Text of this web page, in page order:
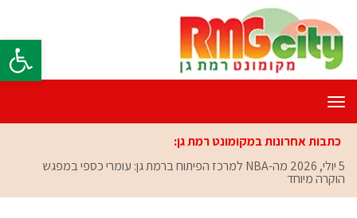
פתח
תפריט
כתבות אחרונות במקומונט רמת גן:
5 יולי, 2026
מה-NBA למרכז הפיתוח ברמת גן: עומרי כספי במפגש
הוקרה מיוחד